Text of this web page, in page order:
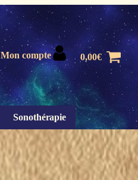
Mon compte 0,00€
Sonothérapie